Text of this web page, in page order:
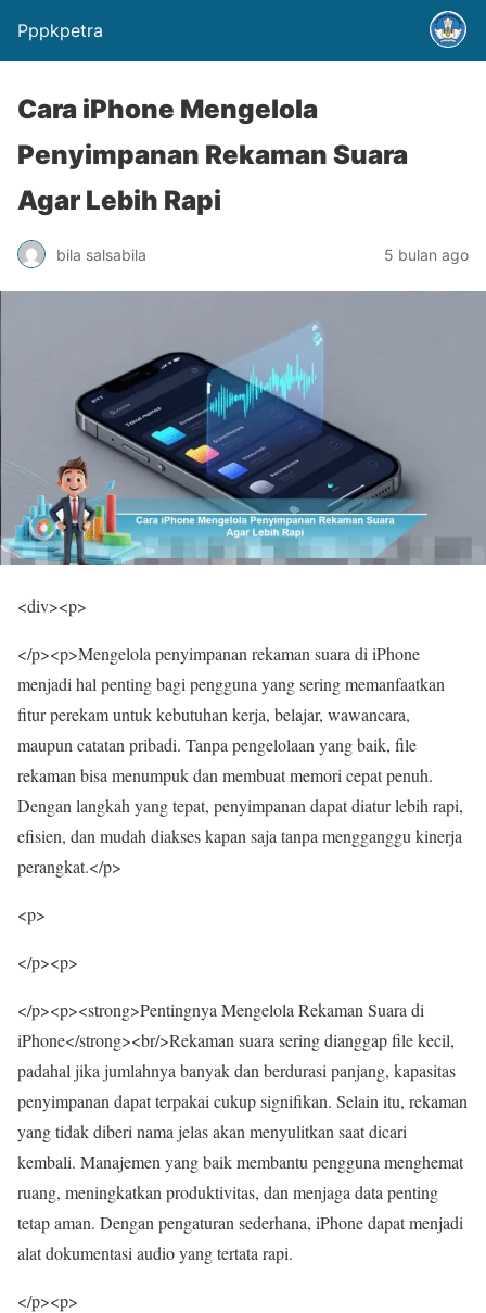
Pppkpetra
Cara iPhone Mengelola
Penyimpanan Rekaman Suara
Agar Lebih Rapi
bila salsabila 5 bulan ago
<div><p>
</p><p>Mengelola penyimpanan rekaman suara di iPhone
menjadi hal penting bagi pengguna yang sering memanfaatkan
fitur perekam untuk kebutuhan kerja, belajar, wawancara,
maupun catatan pribadi. Tanpa pengelolaan yang baik, file
rekaman bisa menumpuk dan membuat memori cepat penuh.
Dengan langkah yang tepat, penyimpanan dapat diatur lebih rapi,
efisien, dan mudah diakses kapan saja tanpa mengganggu kinerja
perangkat.</p>
<p>
</p><p>
</p><p><strong>Pentingnya Mengelola Rekaman Suara di
iPhone</strong><br/>Rekaman suara sering dianggap file kecil,
padahal jika jumlahnya banyak dan berdurasi panjang, kapasitas
penyimpanan dapat terpakai cukup signifikan. Selain itu, rekaman
yang tidak diberi nama jelas akan menyulitkan saat dicari
kembali. Manajemen yang baik membantu pengguna menghemat
ruang, meningkatkan produktivitas, dan menjaga data penting
tetap aman. Dengan pengaturan sederhana, iPhone dapat menjadi
alat dokumentasi audio yang tertata rapi.
</p><p>